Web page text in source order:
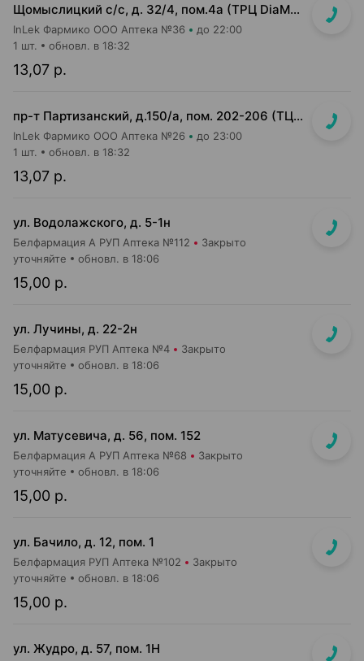
Щомыслицкий с/с, д. 32/4, пом.4а (ТРЦ DiaMond city, вход напротив магазина Маяк)
InLek Фармико ООО Аптека №36 до 22:00
13,07 р.
1 шт. обновл. в 18:32
пр-т Партизанский, д.150/а, пом. 202-206 (ТЦ "Момо")
InLek Фармико ООО Аптека №26 до 23:00
13,07 р.
1 шт. обновл. в 18:32
ул. Водолажского, д. 5-1н
Белфармация А РУП Аптека №112 Закрыто
15,00 р.
уточняйте обновл. в 18:06
ул. Лучины, д. 22-2н
Белфармация РУП Аптека №4 Закрыто
15,00 р.
уточняйте обновл. в 18:06
ул. Матусевича, д. 56, пом. 152
Белфармация А РУП Аптека №68 Закрыто
15,00 р.
уточняйте обновл. в 18:06
ул. Бачило, д. 12, пом. 1
Белфармация РУП Аптека №102 Закрыто
15,00 р.
уточняйте обновл. в 18:06
ул. Жудро, д. 57, пом. 1Н